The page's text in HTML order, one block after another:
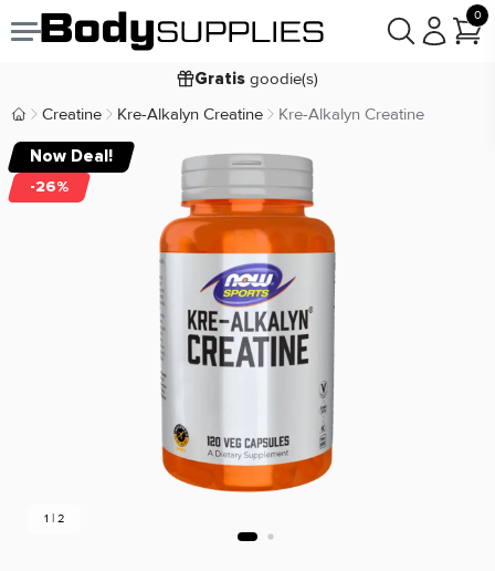
0
Voor 23:59besteld,maandag bezorgd
Gratis goodie(s)
Laagsteprijsgarantie
9,2/10
Body Supplies | Sportvoeding en Supplementen
Creatine Kre-Alkalyn Creatine Kre-Alkalyn Creatine
Now Deal!
-26%
1 | 2